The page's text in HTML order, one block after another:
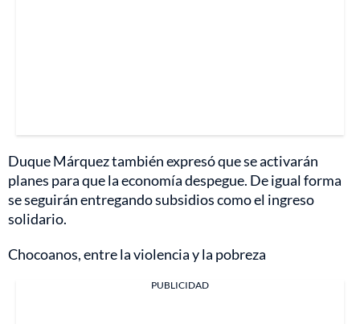
Duque Márquez también expresó que se activarán
planes para que la economía despegue. De igual forma
se seguirán entregando subsidios como el ingreso
solidario.
Chocoanos, entre la violencia y la pobreza
PUBLICIDAD